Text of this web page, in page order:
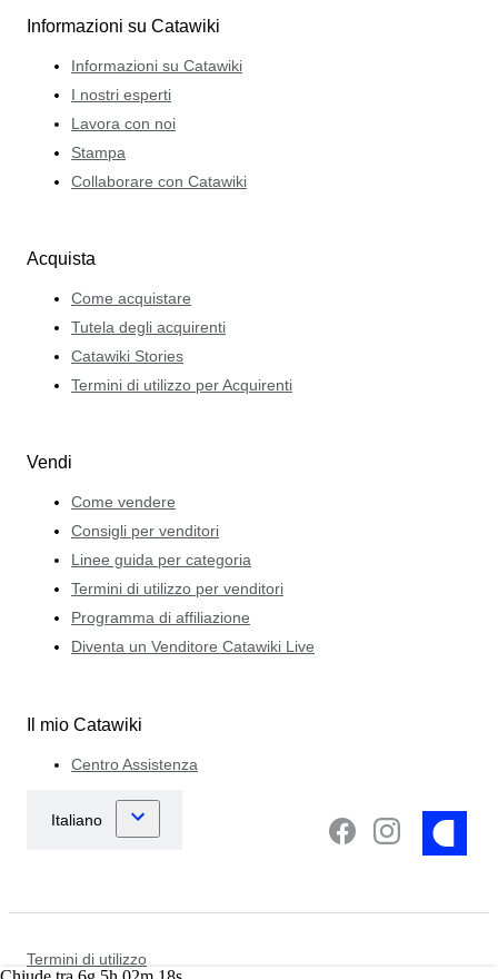
Informazioni su Catawiki
Informazioni su Catawiki
I nostri esperti
Lavora con noi
Stampa
Collaborare con Catawiki
Acquista
Come acquistare
Tutela degli acquirenti
Catawiki Stories
Termini di utilizzo per Acquirenti
Vendi
Come vendere
Consigli per venditori
Linee guida per categoria
Termini di utilizzo per venditori
Programma di affiliazione
Diventa un Venditore Catawiki Live
Il mio Catawiki
Centro Assistenza
Termini di utilizzo